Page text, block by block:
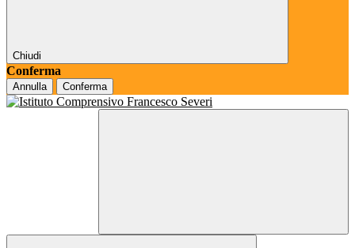
Chiudi
Conferma
Annulla Conferma